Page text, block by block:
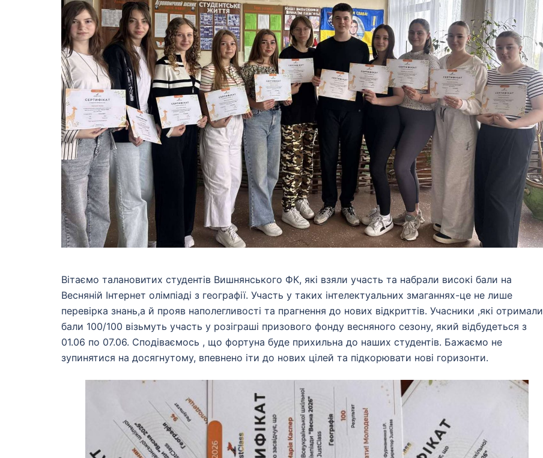
Вітаємо талановитих студентів Вишнянського ФК, які взяли участь та набрали високі бали на
Весняній Інтернет олімпіаді з географії. Участь у таких інтелектуальних змаганнях-це не лише
перевірка знань,а й прояв наполегливості та прагнення до нових відкриттів. Учасники ,які отримали
бали 100/100 візьмуть участь у розіграші призового фонду весняного сезону, який відбудеться з
01.06 по 07.06. Сподіваємось , що фортуна буде прихильна до наших студентів. Бажаємо не
зупинятися на досягнутому, впевнено іти до нових цілей та підкорювати нові горизонти.